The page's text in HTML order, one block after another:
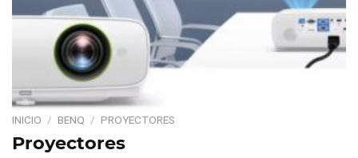
INICIO / BENQ / PROYECTORES
Proyectores